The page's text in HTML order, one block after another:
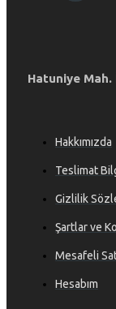
Hatuniye Mah.
Hakkımızda
Teslimat
Gizlilik
Şartlar ve
Mesafeli
Hesabım